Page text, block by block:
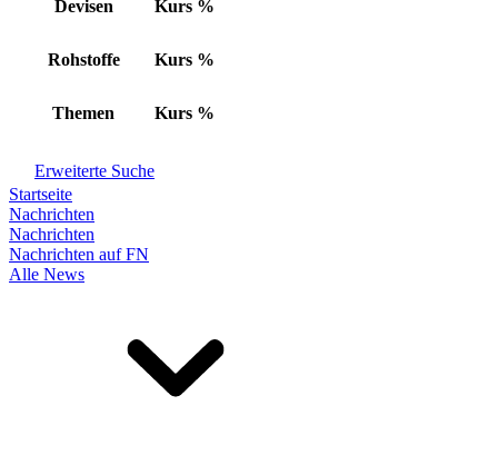
Devisen Kurs %
Rohstoffe Kurs %
Themen Kurs %
Erweiterte Suche
Startseite
Nachrichten
Nachrichten
Nachrichten auf FN
Alle News